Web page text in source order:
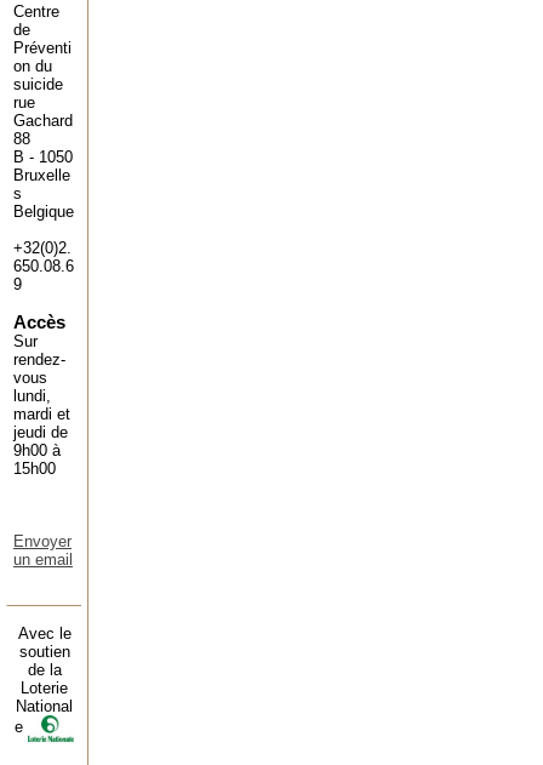
Centre
de
Préventi
on du
suicide
rue
Gachard
88
B - 1050
Bruxelle
s
Belgique
+32(0)2.
650.08.6
9
Accès
Sur
rendez-
vous
lundi,
mardi et
jeudi de
9h00 à
15h00
Envoyer
un email
Avec le
soutien
de la
Loterie
National
e